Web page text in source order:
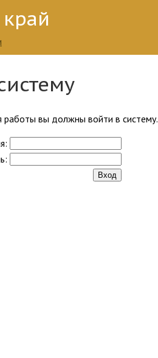
вы должны войти в систему.